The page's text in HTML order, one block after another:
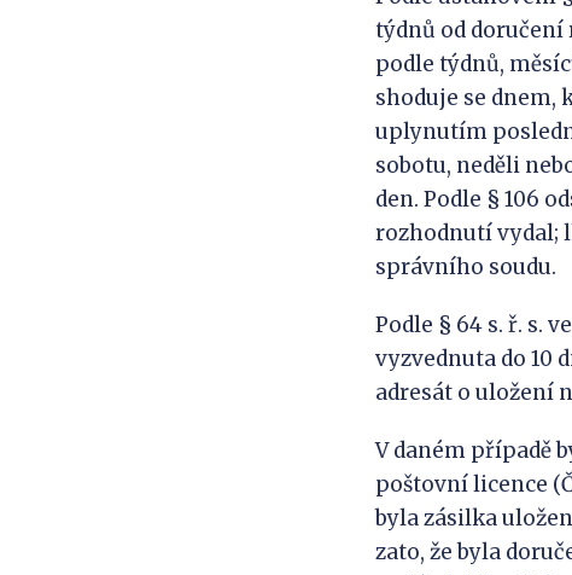
týdnů od doručení
podle týdnů,
shoduje se
uplynutím
sobotu, neděli
den. Podle § 106
rozhodnutí vydal;
správního soudu.
Podle § 64 s. ř. s.
vyzvednuta do 10
adresát o uložení
V daném případě
poštovní licence
byla zásilka
zato, že byla